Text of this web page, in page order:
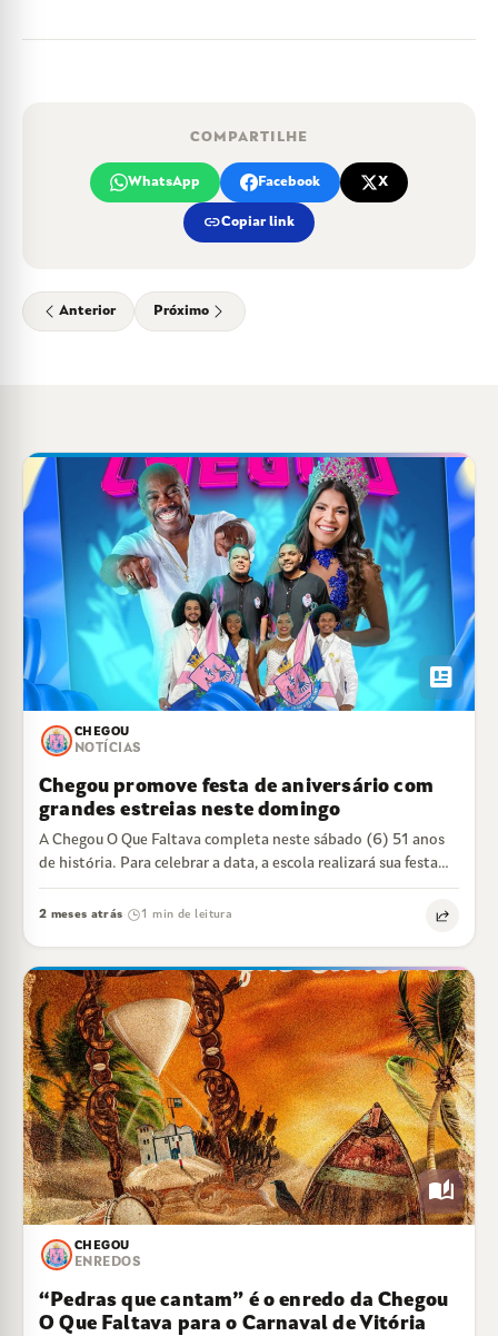
COMPARTILHE
WhatsApp Facebook X
linkCopiar link
Anterior Próximo
newsmode
CHEGOU
NOTÍCIAS
Chegou promove festa de aniversário com
grandes estreias neste domingo
A Chegou O Que Faltava completa neste sábado (6) 51 anos
de história. Para celebrar a data, a escola realizará sua festa…
2 meses atrás 1 min de leitura
auto_stories
CHEGOU
ENREDOS
“Pedras que cantam” é o enredo da Chegou
O Que Faltava para o Carnaval de Vitória